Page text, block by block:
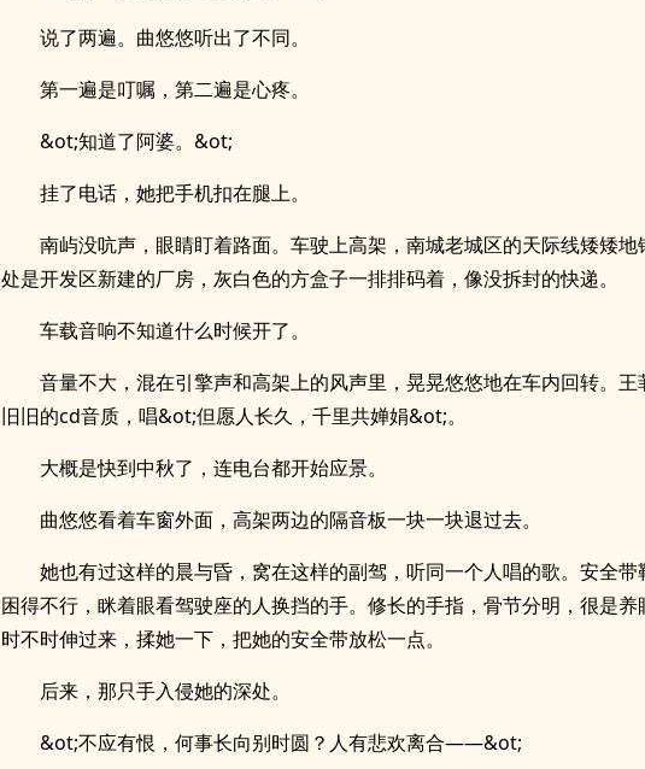
说了两遍。曲悠悠听出了不同。
第一遍是叮嘱，第二遍是心疼。
&ot;知道了阿婆。&ot;
挂了电话，她把手机扣在腿上。
南屿没吭声，眼睛盯着路面。车驶上高架，南城老城区的天际线矮矮地
处是开发区新建的厂房，灰白色的方盒子一排排码着，像没拆封的快递。
车载音响不知道什么时候开了。
音量不大，混在引擎声和高架上的风声里，晃晃悠悠地在车内回转。王
旧旧的cd音质，唱&ot;但愿人长久，千里共婵娟&ot;。
大概是快到中秋了，连电台都开始应景。
曲悠悠看着车窗外面，高架两边的隔音板一块一块退过去。
她也有过这样的晨与昏，窝在这样的副驾，听同一个人唱的歌。安全带
困得不行，眯着眼看驾驶座的人换挡的手。修长的手指，骨节分明，很是养
时不时伸过来，揉她一下，把她的安全带放松一点。
后来，那只手入侵她的深处。
&ot;不应有恨，何事长向别时圆？人有悲欢离合——&ot;